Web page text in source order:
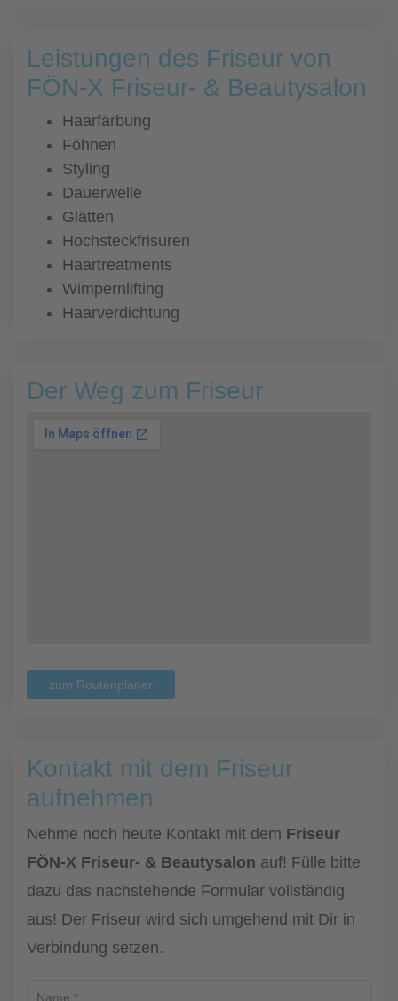
Leistungen des Friseur von
FÖN-X Friseur- & Beautysalon
Haarfärbung
Föhnen
Styling
Dauerwelle
Glätten
Hochsteckfrisuren
Haartreatments
Wimpernlifting
Haarverdichtung
Der Weg zum Friseur
zum Routenplaner
Kontakt mit dem Friseur
aufnehmen
Nehme noch heute Kontakt mit dem Friseur
FÖN-X Friseur- & Beautysalon auf! Fülle bitte
dazu das nachstehende Formular vollständig
aus! Der Friseur wird sich umgehend mit Dir in
Verbindung setzen.